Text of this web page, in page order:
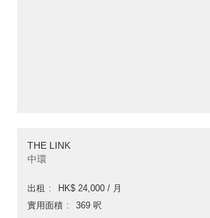
THE LINK
中環
出租
HK$ 24,000 / 月
實用面積
369 呎